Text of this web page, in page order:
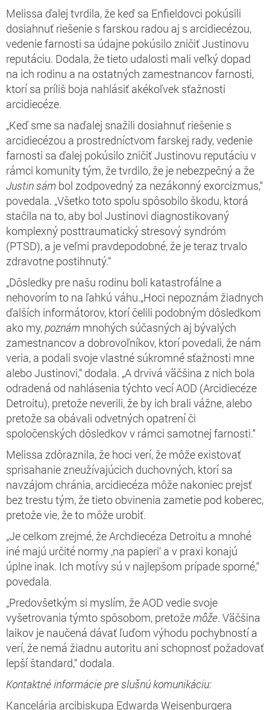
Melissa ďalej tvrdila, že keď sa Enfieldovci pokúsili
dosiahnuť riešenie s farskou radou aj s arcidiecézou,
vedenie farnosti sa údajne pokúsilo zničiť Justinovu
reputáciu. Dodala, že tieto udalosti mali veľký dopad
na ich rodinu a na ostatných zamestnancov farnosti,
ktorí sa príliš boja nahlásiť akékoľvek sťažnosti
arcidiecéze.
„Keď sme sa naďalej snažili dosiahnuť riešenie s
arcidiecézou a prostredníctvom farskej rady, vedenie
farnosti sa ďalej pokúsilo zničiť Justinovu reputáciu v
rámci komunity tým, že tvrdilo, že je nebezpečný a že
Justin sám bol zodpovedný za nezákonný exorcizmus,“
povedala. „Všetko toto spolu spôsobilo škodu, ktorá
stačila na to, aby bol Justinovi diagnostikovaný
komplexný posttraumatický stresový syndróm
(PTSD), a je veľmi pravdepodobné, že je teraz trvalo
zdravotne postihnutý.“
„Dôsledky pre našu rodinu boli katastrofálne a
nehovorím to na ľahkú váhu.„Hoci nepoznám žiadnych
ďalších informátorov, ktorí čelili podobným dôsledkom
ako my,poznám mnohých súčasných aj bývalých
zamestnancov a dobrovoľníkov, ktorí povedali, že nám
veria, a podali svoje vlastné súkromné sťažnosti mne
alebo Justinovi,“ dodala. „A drvivá väčšina z nich bola
odradená od nahlásenia týchto vecí AOD (Arcidiecéze
Detroitu), pretože neverili, že by ich brali vážne, alebo
pretože sa obávali odvetných opatrení či
spoločenských dôsledkov v rámci samotnej farnosti.“
Melissa zdôraznila, že hoci verí, že môže existovať
sprisahanie zneužívajúcich duchovných, ktorí sa
navzájom chránia, arcidiecéza môže nakoniec prejsť
bez trestu tým, že tieto obvinenia zametie pod koberec,
pretože vie, že to môže urobiť.
„Je celkom zrejmé, že Archdiecéza Detroitu a mnohé
iné majú určité normy ‚na papieri‘ a v praxi konajú
úplne inak. Ich motívy sú v najlepšom prípade sporné,“
povedala.
„Predovšetkým si myslím, že AOD vedie svoje
vyšetrovania týmto spôsobom, pretožemôže. Väčšina
laikov je naučená dávať ľuďom výhodu pochybností a
verí, že nemá žiadnu autoritu ani schopnosť požadovať
lepší štandard,“ dodala.
Kontaktné informácie pre slušnú komunikáciu:
Kancelária arcibiskupa Edwarda Weisenburgera